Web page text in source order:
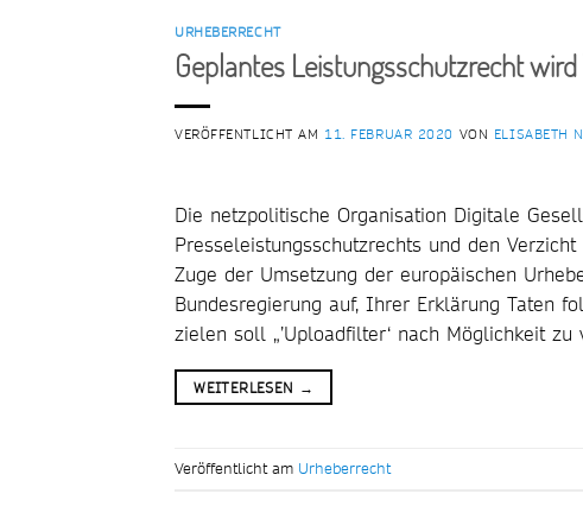
URHEBERRECHT
Geplantes Leistungsschutzrecht
VERÖFFENTLICHT AM 11. FEBRUAR 2020 VON ELISABETH
Die netzpolitische Organisation Digitale
Presseleistungsschutzrechts und den
Zuge der Umsetzung der europäischen
Bundesregierung auf, Ihrer Erklärung Taten
zielen soll „’Uploadfilter‘ nach Möglichkeit
WEITERLESEN →
Veröffentlicht am Urheberrecht